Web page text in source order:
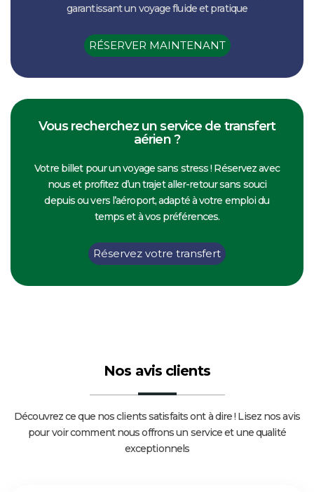
garantissant un voyage fluide et pratique
RÉSERVER MAINTENANT
Vous recherchez un service de transfert
aérien ?
Votre billet pour un voyage sans stress ! Réservez avec
nous et profitez d’un trajet aller-retour sans souci
depuis ou vers l’aéroport, adapté à votre emploi du
temps et à vos préférences.
Réservez votre transfert
Nos avis clients
Découvrez ce que nos clients satisfaits ont à dire ! Lisez nos avis
pour voir comment nous offrons un service et une qualité
exceptionnels